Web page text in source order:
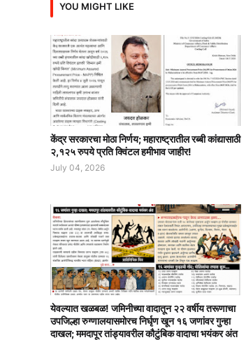
YOU MIGHT LIKE
केंद्र सरकारचा मोठा निर्णय; महाराष्ट्रातील रब्बी कांद्यासाठी
२,१२५ रुपये प्रति क्विंटल हमीभाव जाहीर!
July 04, 2026
येवल्यात खळबळ! जमिनीच्या वादातून २२ वर्षीय तरूणाचा
उपजिल्हा रुग्णालयासमोरच निर्घृण खून १६ जणांवर गुन्हा
दाखल; ममदापूर तांड्यावरील कौटुंबिक वादाचा भयंकर अंत